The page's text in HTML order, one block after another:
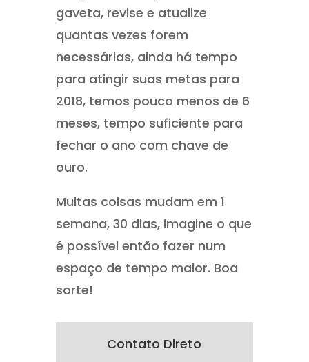
gaveta, revise e atualize
quantas vezes forem
necessárias, ainda há tempo
para atingir suas metas para
2018, temos pouco menos de 6
meses, tempo suficiente para
fechar o ano com chave de
ouro.
Muitas coisas mudam em 1
semana, 30 dias, imagine o que
é possível então fazer num
espaço de tempo maior. Boa
sorte!
Contato Direto